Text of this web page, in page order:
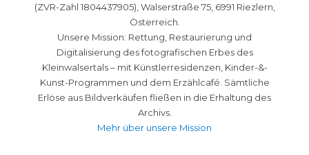
(ZVR-Zahl 1804437905), Walserstraße 75, 6991 Riezlern,
Österreich.
Unsere Mission: Rettung, Restaurierung und
Digitalisierung des fotografischen Erbes des
Kleinwalsertals – mit Künstlerresidenzen, Kinder-&-
Kunst-Programmen und dem Erzählcafé. Sämtliche
Erlöse aus Bildverkäufen fließen in die Erhaltung des
Archivs.
Mehr über unsere Mission